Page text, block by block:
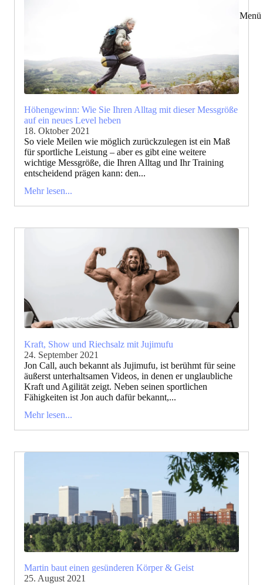
Menü
Höhengewinn: Wie Sie Ihren Alltag mit dieser Messgröße
auf ein neues Level heben
18. Oktober 2021
So viele Meilen wie möglich zurückzulegen ist ein Maß
für sportliche Leistung – aber es gibt eine weitere
wichtige Messgröße, die Ihren Alltag und Ihr Training
entscheidend prägen kann: den...
Mehr lesen...
Kraft, Show und Riechsalz mit Jujimufu
24. September 2021
Jon Call, auch bekannt als Jujimufu, ist berühmt für seine
äußerst unterhaltsamen Videos, in denen er unglaubliche
Kraft und Agilität zeigt. Neben seinen sportlichen
Fähigkeiten ist Jon auch dafür bekannt,...
Mehr lesen...
Martin baut einen gesünderen Körper & Geist
25. August 2021